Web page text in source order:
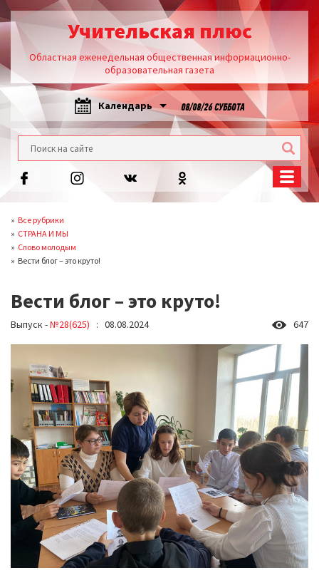
Учительская плюс
Областная еженедельная общественная информационно-
образовательная газета
Календарь 08/08/26 СУББОТА
Все рубрики
СТРАНА И МЫ
Слово молодым
Вести блог – это круто!
Вести блог – это круто!
Выпуск -№28(625) : 08.08.2024 647